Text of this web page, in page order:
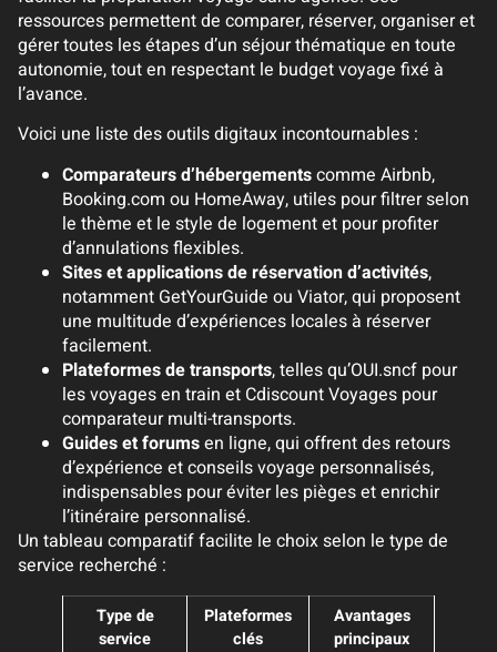
ressources permettent de comparer, réserver, organiser et
gérer toutes les étapes d’un séjour thématique en toute
autonomie, tout en respectant le budget voyage fixé à
l’avance.
Voici une liste des outils digitaux incontournables :
Comparateurs d’hébergementscomme Airbnb,
Booking.com ou HomeAway, utiles pour filtrer selon
le thème et le style de logement et pour profiter
d’annulations flexibles.
Sites et applications de réservation d’activités,
notamment GetYourGuide ou Viator, qui proposent
une multitude d’expériences locales à réserver
facilement.
Plateformes de transports, telles qu’OUI.sncf pour
les voyages en train et Cdiscount Voyages pour
comparateur multi-transports.
Guides et forumsen ligne, qui offrent des retours
d’expérience et conseils voyage personnalisés,
indispensables pour éviter les pièges et enrichir
l’itinéraire personnalisé.
Un tableau comparatif facilite le choix selon le type de
service recherché :
Type de
service
Plateformes
clés
Avantages
principaux